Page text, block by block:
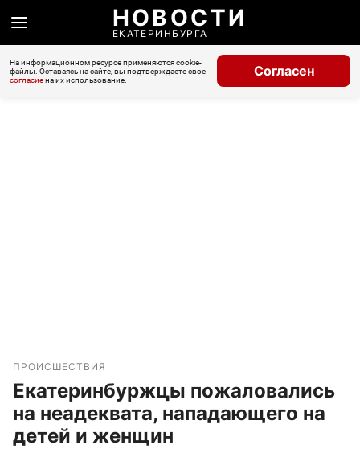
НОВОСТИ
ЕКАТЕРИНБУРГА
На информационном ресурсе применяются cookie-
файлы. Оставаясь на сайте, вы подтверждаете свое
согласиена их использование.
Согласен
ПРОИСШЕСТВИЯ
Екатеринбуржцы пожаловались
на неадеквата, нападающего на
детей и женщин